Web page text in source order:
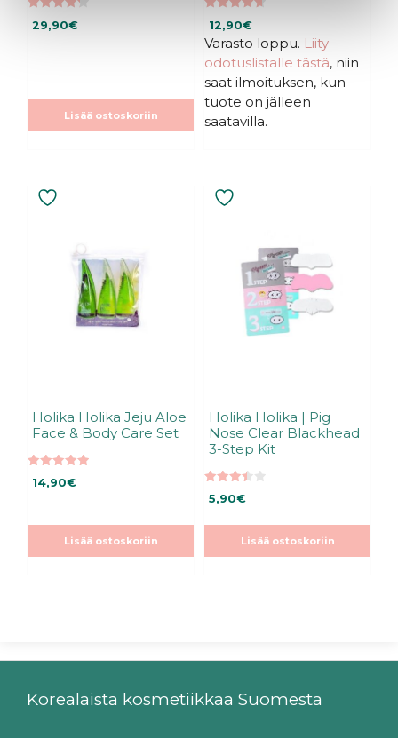
5:stä
29,90€
Lisää ostoskoriin
5:stä
12,90€
Varasto loppu. Liity
odotuslistalle tästä, niin
saat ilmoituksen, kun
tuote on jälleen
saatavilla.
Holika Holika Jeju Aloe
Face & Body Care Set
5.00
5:stä
14,90€
Lisää ostoskoriin
Holika Holika | Pig
Nose Clear Blackhead
3-Step Kit
3.45
5:stä
5,90€
Lisää ostoskoriin
Korealaista kosmetiikkaa Suomesta